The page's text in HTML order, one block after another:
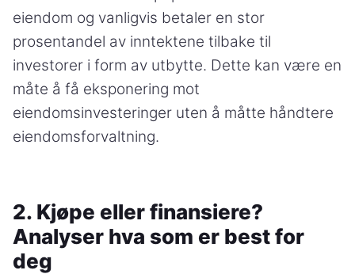
eiendom og vanligvis betaler en stor
prosentandel av inntektene tilbake til
investorer i form av utbytte. Dette kan være en
måte å få eksponering mot
eiendomsinvesteringer uten å måtte håndtere
eiendomsforvaltning.
2. Kjøpe eller finansiere?
Analyser hva som er best for
deg